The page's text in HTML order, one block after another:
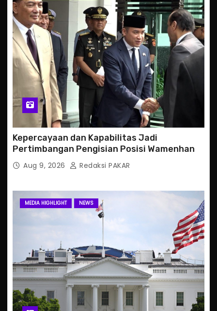
Kepercayaan dan Kapabilitas Jadi
Pertimbangan Pengisian Posisi Wamenhan
Aug 9, 2026 Redaksi PAKAR
MEDIA HIGHLIGHT NEWS